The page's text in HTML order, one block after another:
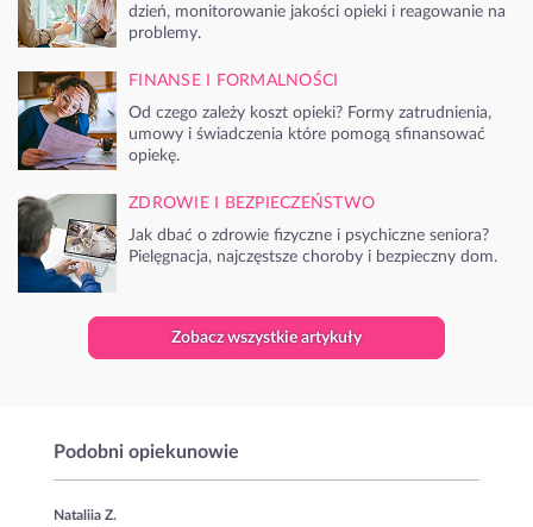
dzień, monitorowanie jakości opieki i reagowanie na
problemy.
FINANSE I FORMALNOŚCI
Od czego zależy koszt opieki? Formy zatrudnienia,
umowy i świadczenia które pomogą sfinansować
opiekę.
ZDROWIE I BEZPIECZEŃSTWO
Jak dbać o zdrowie fizyczne i psychiczne seniora?
Pielęgnacja, najczęstsze choroby i bezpieczny dom.
Zobacz wszystkie artykuły
Podobni opiekunowie
Nataliia Z.